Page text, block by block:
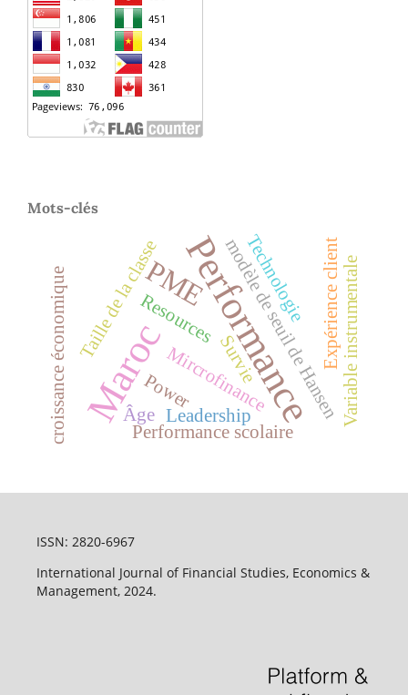
Mots-clés
MarocPerformance
PME modèle de seuil de Hansen
Taille de la classe
Performance scolaire
Variable instrumentale
Survie
Mircrofinance
Leadership
croissance économique Expérience client
Technologie
Resources
Power
Âge
ISSN: 2820-6967
International Journal of Financial Studies, Economics &
Management, 2024.